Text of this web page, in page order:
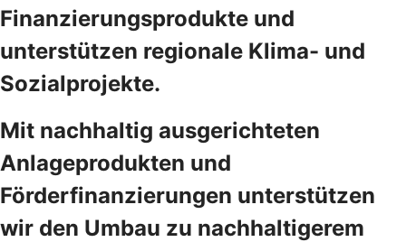
Finanzierungsprodukte und
unterstützen regionale Klima- und
Sozialprojekte.
Mit nachhaltig ausgerichteten
Anlageprodukten und
Förderfinanzierungen unterstützen
wir den Umbau zu nachhaltigerem